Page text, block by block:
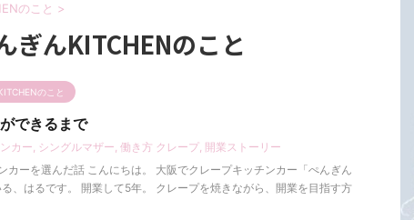
のこと >
ぎんKITCHENのこと
のこと
できるまで
カー, シングルマザー, 働き方 クレープ, 開業ストーリー
カーを選んだ話 こんにちは。 大阪でクレープキッチンカー「ぺんぎん
、はるです。 開業して5年。 クレープを焼きながら、開業を目指す方